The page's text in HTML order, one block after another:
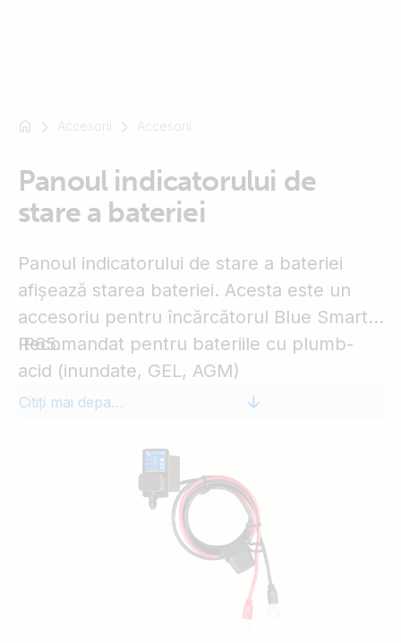
SmartSolar
Multiplus-
SmartShunt
Accesorii Accesorii
Panoul indicatorului de
stare a bateriei
Panoul indicatorului de stare a bateriei
afișează starea bateriei. Acesta este un
accesoriu pentru încărcătorul Blue Smart
IP65.
Recomandat pentru bateriile cu plumb-
acid (inundate, GEL, AGM)
Citiți mai departe